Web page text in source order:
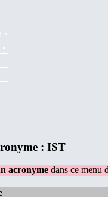
•
: IST
acronyme dans ce menu